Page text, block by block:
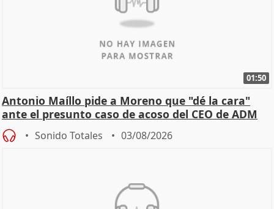
01:50
Antonio Maíllo pide a Moreno que "dé la cara"
ante el presunto caso de acoso del CEO de ADM
Sonido Totales 03/08/2026